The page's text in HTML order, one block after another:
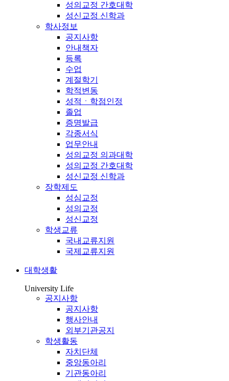
성의교정 간호대학
성신교정 신학과
학사정보
공지사항
안내책자
등록
수업
계절학기
학적변동
성적ㆍ학점인정
졸업
증명발급
각종서식
업무안내
성의교정 의과대학
성의교정 간호대학
성신교정 신학과
장학제도
성심교정
성의교정
성신교정
학생교류
국내교류지원
국제교류지원
대학생활
University Life
공지사항
공지사항
행사안내
외부기관공지
학생활동
자치단체
중앙동아리
기관동아리